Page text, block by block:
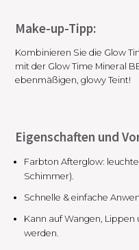
Make-up-Tipp:
Kombinieren Sie die Glow
mit der Glow Time Mineral
ebenmäßigen, glowy Teint!
Eigenschaften und
Farbton Afterglow:
Schimmer).
Schnelle & einfache
Kann auf Wangen,
werden.